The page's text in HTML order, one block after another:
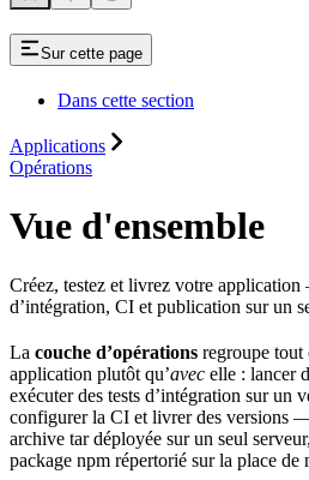
Sur cette page
Dans cette section
Applications
Opérations
Vue d'ensemble
Créez, testez et livrez votre
d’intégration, CI et publication sur un
La couche d’opérations regroupe tout
application plutôt qu’avec elle : lancer
exécuter des tests d’intégration sur un
configurer la CI et livrer des versions
archive tar déployée sur un seul
package npm répertorié sur la place de